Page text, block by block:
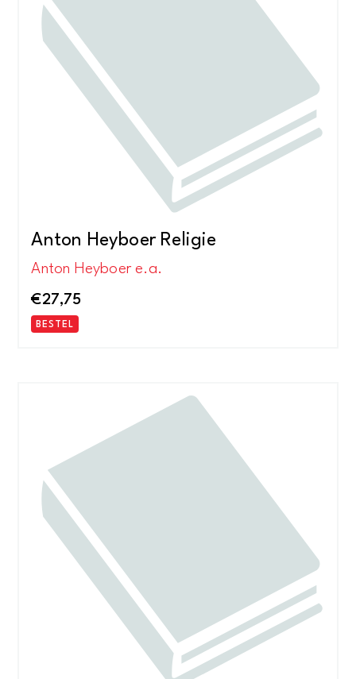
Anton Heyboer Religie
Anton Heyboer e.a.
€27,75
BESTEL